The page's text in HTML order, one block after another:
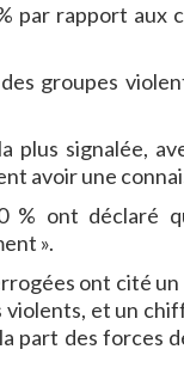
par rapport aux
groupes
plus signalée,
avoir une
% ont déclaré
».
ont cité
et un
part des forces